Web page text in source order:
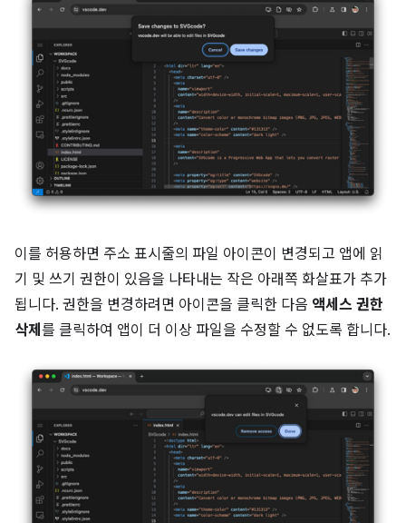
이를 허용하면 주소 표시줄의 파일 아이콘이 변경되고 앱에 읽
기 및 쓰기 권한이 있음을 나타내는 작은 아래쪽 화살표가 추가
됩니다. 권한을 변경하려면 아이콘을 클릭한 다음 액세스 권한
삭제 를 클릭하여 앱이 더 이상 파일을 수정할 수 없도록 합니다.